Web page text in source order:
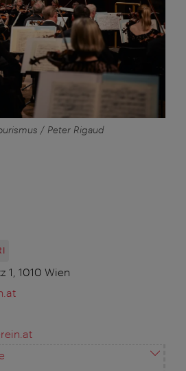
/ Peter Rigaud
1, 1010 Wien